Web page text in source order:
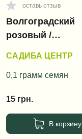
оставь отзыв
Волгоградский
розовый /
САДИБА ЦЕНТР
0,1 грамм семян
15 грн.
В корзину